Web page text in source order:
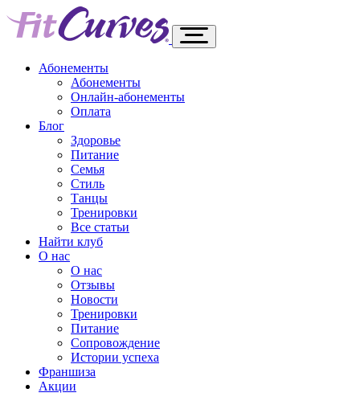
Абонементы
Абонементы
Онлайн-абонементы
Оплата
Блог
Здоровье
Питание
Семья
Стиль
Танцы
Тренировки
Все статьи
Найти клуб
О нас
О нас
Отзывы
Новости
Тренировки
Питание
Сопровождение
Истории успеха
Франшиза
Акции